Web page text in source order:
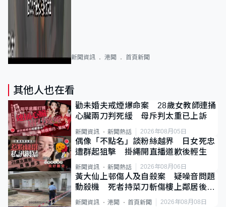
新聞資訊 港聞 首頁新聞
其他人也在看
勸未婚夫戒煙爆命案 28歲女教師連捅
心臟兩刀判死緩 母斥判太重已上訴
新聞資訊 新聞熱話 2026年08月05日
偶像「不點名」談粉絲越界 日女死忠
遭群起狙擊 掛繩開直播道歉後輕生
新聞資訊 新聞熱話 2026年08月06日
黃大仙上邨傷人及自殺案 疑噪音問題
動殺機 死者持菜刀斬傷樓上鄰居後墮
斃
新聞資訊 港聞 首頁新聞 2026年08月08日